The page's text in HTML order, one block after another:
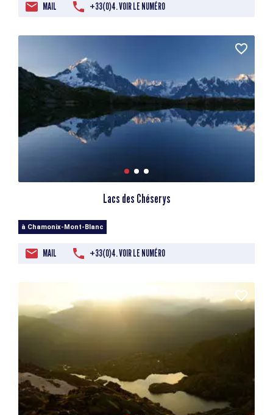
MAIL +33(0)4. VOIR LE NUMÉRO
Lacs des Chéserys
à Chamonix-Mont-Blanc
MAIL +33(0)4. VOIR LE NUMÉRO